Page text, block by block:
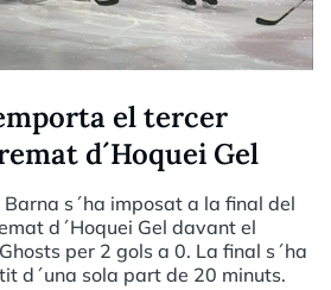
el tercer
d´Hoquei Gel
s´ha imposat a la final del
d´Hoquei Gel davant el
per 2 gols a 0. La final s´ha
d´una sola part de 20 minuts.